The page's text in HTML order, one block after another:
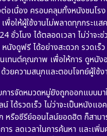
ต่อเนื่อง ครอบคลุมทั้งหนังชนโร
พื่อให้ผู้ใช้งานไม่พลาดทุกกระแ
ชั่วโมง ได้ตลอดเวลา ไม่ว่าจะ
หนังดูฟรี ได้อย่างสะดวก รวดเ
เทนต์คุณภาพ เพื่อให้การ ดูหนัง
ด้วยความสนุกและตอบโจทย์ผู้ใช้
ารจัดหมวดหมู่ยังถูกออกแบบมา
ได้รวดเร็ว ไม่ว่าจะเป็นหนังแ
หรือซีรีย์ออนไลน์ยอดฮิต ก็สาม
ร ลดเวลาในการค้นหา และเพิ่ม